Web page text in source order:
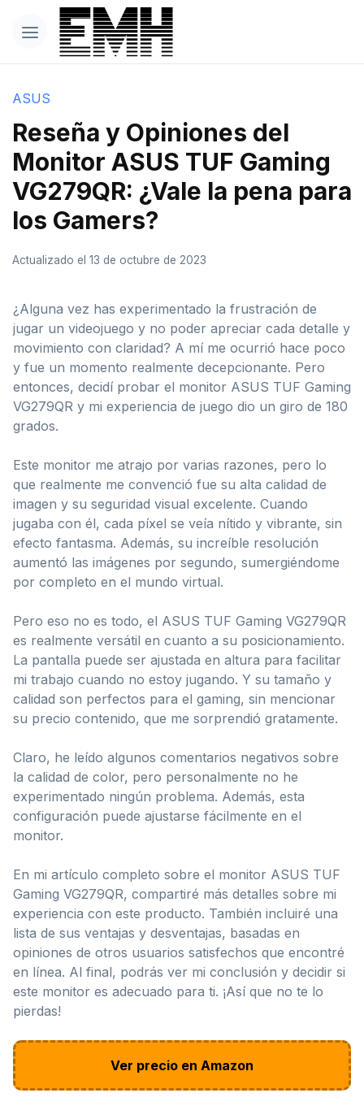
ASUS
Reseña y Opiniones del
Monitor ASUS TUF Gaming
VG279QR: ¿Vale la pena para
los Gamers?
Actualizado el 13 de octubre de 2023
¿Alguna vez has experimentado la frustración de
jugar un videojuego y no poder apreciar cada detalle y
movimiento con claridad? A mí me ocurrió hace poco
y fue un momento realmente decepcionante. Pero
entonces, decidí probar el monitor ASUS TUF Gaming
VG279QR y mi experiencia de juego dio un giro de 180
grados.
Este monitor me atrajo por varias razones, pero lo
que realmente me convenció fue su alta calidad de
imagen y su seguridad visual excelente. Cuando
jugaba con él, cada píxel se veía nítido y vibrante, sin
efecto fantasma. Además, su increíble resolución
aumentó las imágenes por segundo, sumergiéndome
por completo en el mundo virtual.
Pero eso no es todo, el ASUS TUF Gaming VG279QR
es realmente versátil en cuanto a su posicionamiento.
La pantalla puede ser ajustada en altura para facilitar
mi trabajo cuando no estoy jugando. Y su tamaño y
calidad son perfectos para el gaming, sin mencionar
su precio contenido, que me sorprendió gratamente.
Claro, he leído algunos comentarios negativos sobre
la calidad de color, pero personalmente no he
experimentado ningún problema. Además, esta
configuración puede ajustarse fácilmente en el
monitor.
En mi artículo completo sobre el monitor ASUS TUF
Gaming VG279QR, compartiré más detalles sobre mi
experiencia con este producto. También incluiré una
lista de sus ventajas y desventajas, basadas en
opiniones de otros usuarios satisfechos que encontré
en línea. Al final, podrás ver mi conclusión y decidir si
este monitor es adecuado para ti. ¡Así que no te lo
pierdas!
Ver precio en Amazon